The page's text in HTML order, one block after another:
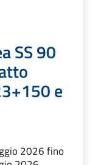
SS 90
e
2026 fino